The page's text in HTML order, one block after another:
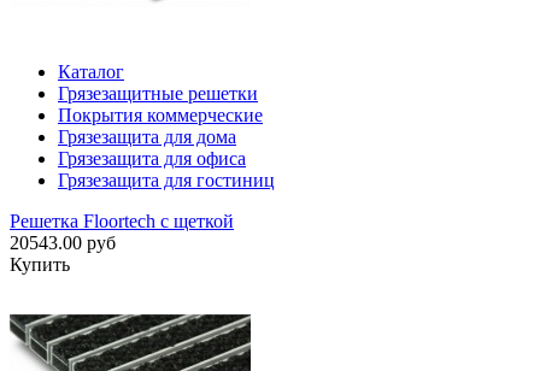
Каталог
Грязезащитные решетки
Покрытия коммерческие
Грязезащита для дома
Грязезащита для офиса
Грязезащита для гостиниц
Решетка Floortech с щеткой
20543.00 руб
Купить